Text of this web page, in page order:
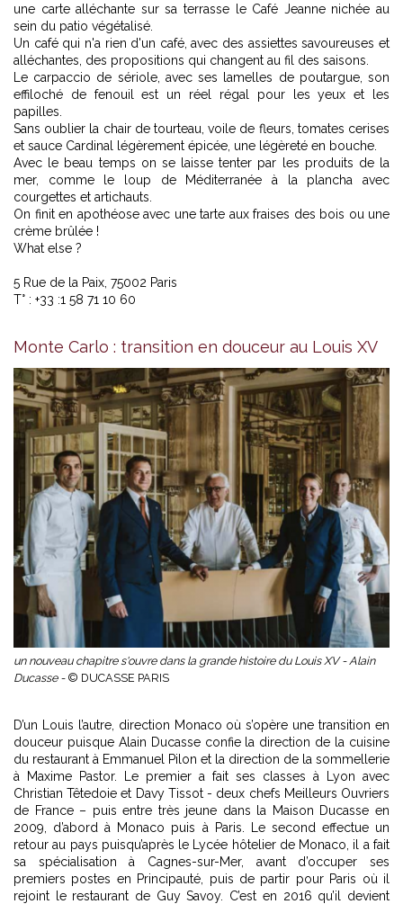
une carte alléchante sur sa terrasse le Café Jeanne nichée au
sein du patio végétalisé.
Un café qui n'a rien d'un café, avec des assiettes savoureuses et
alléchantes, des propositions qui changent au fil des saisons.
Le carpaccio de sériole, avec ses lamelles de poutargue, son
effiloché de fenouil est un réel régal pour les yeux et les
papilles.
Sans oublier la chair de tourteau, voile de fleurs, tomates cerises
et sauce Cardinal légèrement épicée, une légèreté en bouche.
Avec le beau temps on se laisse tenter par les produits de la
mer, comme le loup de Méditerranée à la plancha avec
courgettes et artichauts.
On finit en apothéose avec une tarte aux fraises des bois ou une
crème brûlée !
What else ?
5 Rue de la Paix, 75002 Paris
T° : +33 :1 58 71 10 60
Monte Carlo : transition en douceur au Louis XV
un nouveau chapitre s'ouvre dans la grande histoire du Louis XV - Alain
Ducasse - © DUCASSE PARIS
D’un Louis l’autre, direction Monaco où s’opère une transition en
douceur puisque Alain Ducasse confie la direction de la cuisine
du restaurant à Emmanuel Pilon et la direction de la sommellerie
à Maxime Pastor. Le premier a fait ses classes à Lyon avec
Christian Têtedoie et Davy Tissot - deux chefs Meilleurs Ouvriers
de France – puis entre très jeune dans la Maison Ducasse en
2009, d’abord à Monaco puis à Paris. Le second effectue un
retour au pays puisqu’après le Lycée hôtelier de Monaco, il a fait
sa spécialisation à Cagnes-sur-Mer, avant d’occuper ses
premiers postes en Principauté, puis de partir pour Paris où il
rejoint le restaurant de Guy Savoy. C’est en 2016 qu’il devient